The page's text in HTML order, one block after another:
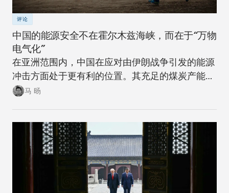
评论
中国的能源安全不在霍尔木兹海峡，而在于“万物
电气化”
在亚洲范围内，中国在应对由伊朗战争引发的能源
冲击方面处于更有利的位置。其充足的煤炭产能可
以在短期内确保稳定。同时，随着该国逐步推进摆
马 旸